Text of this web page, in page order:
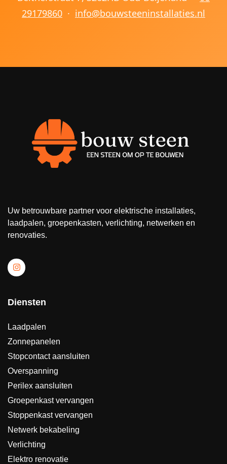
29179860 · info@bouwsteeninstallaties.nl
Uw betrouwbare partner voor elektrische installaties,
laadpalen, groepenkasten, verlichting, netwerken en
renovaties.
Diensten
Laadpalen
Zonnepanelen
Stopcontact aansluiten
Overspanning
Perilex aansluiten
Groepenkast vervangen
Stoppenkast vervangen
Netwerk bekabeling
Verlichting
Elektro renovatie